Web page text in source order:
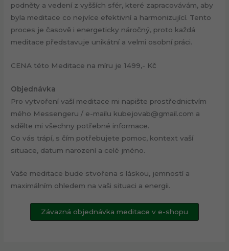
podněty a vedení z vyšších sfér, které zapracovávám, aby
byla meditace co nejvíce efektivní a harmonizující. Tento
proces je časově i energeticky náročný, proto každá
meditace představuje unikátní a velmi osobní práci.
CENA této Meditace na míru je 1499,- Kč
Objednávka
Pro vytvoření vaší meditace mi napište prostřednictvím
mého Messengeru / e-mailu kubejovab@gmail.com a
sdělte mi všechny potřebné informace.
Co vás trápí, s čím potřebujete pomoc, kontext vaší
situace, datum narození a celé jméno.
Vaše meditace bude stvořena s láskou, jemností a
maximálním ohledem na vaši situaci a energii.
Závazná objednávka meditace v e-shopu